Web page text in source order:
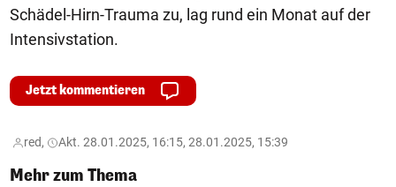
Schädel-Hirn-Trauma zu, lag rund ein Monat auf der
Intensivstation.
Jetzt kommentieren
red, Akt. 28.01.2025, 16:15, 28.01.2025, 15:39
Mehr zum Thema